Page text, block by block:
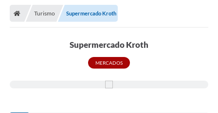
Turismo Supermercado Kroth
Supermercado Kroth
MERCADOS